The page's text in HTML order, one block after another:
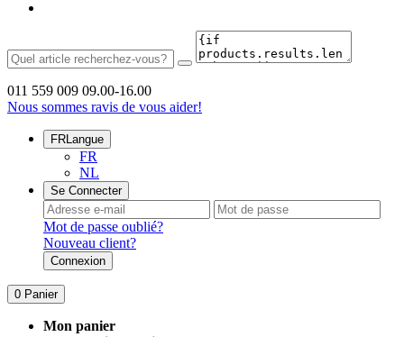
011 559 009 09.00-16.00
Nous sommes ravis de vous aider!
FRLangue
FR
NL
Se Connecter
Mot de passe oublié?
Nouveau client?
Connexion
0 Panier
Mon panier